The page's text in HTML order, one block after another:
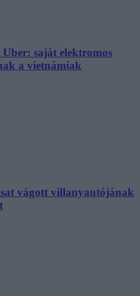
saját elektromos
a vietnámiak
vágott villanyautójának